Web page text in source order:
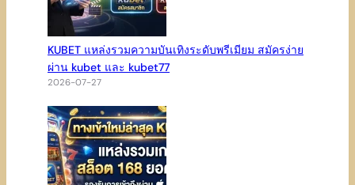
KUBET แหล่งรวมความบันเทิงระดับพรีเมียม สมัครง่าย
ผ่าน kubet และ kubet77
2026-07-27